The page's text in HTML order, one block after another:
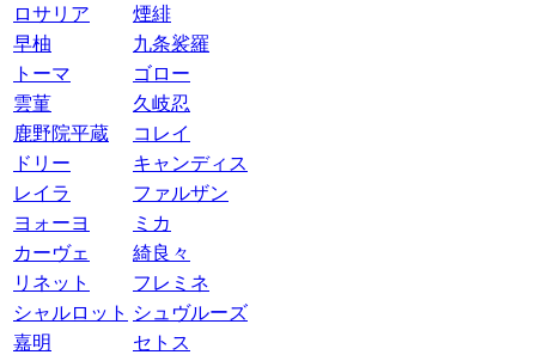
ロサリア
煙緋
早柚
九条裟羅
トーマ
ゴロー
雲菫
久岐忍
鹿野院平蔵
コレイ
ドリー
キャンディス
レイラ
ファルザン
ヨォーヨ
ミカ
カーヴェ
綺良々
リネット
フレミネ
シャルロット シュヴルーズ
嘉明
セトス